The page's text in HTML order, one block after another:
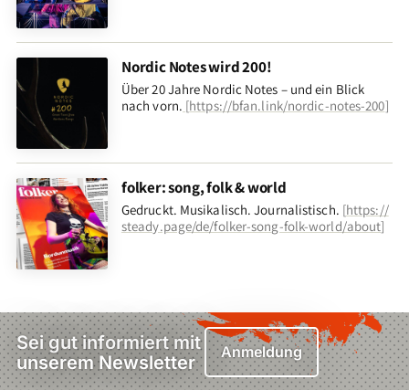
Nordic Notes wird 200!
Über 20 Jahre Nordic Notes – und ein Blick
nach vorn. [https://bfan.link/nordic-notes-200]
folker: song, folk & world
Gedruckt. Musikalisch. Journalistisch. [https://
steady.page/de/folker-song-folk-world/about]
Sei gut informiert mit
unserem Newsletter
Anmeldung